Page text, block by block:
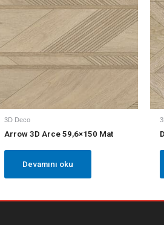
3D Deco
Arrow 3D Arce 59,6×150 Mat
Devamını oku